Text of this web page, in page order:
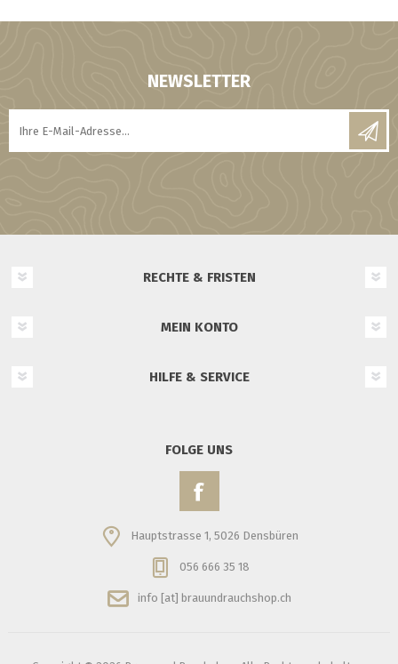
NEWSLETTER
RECHTE & FRISTEN
MEIN KONTO
HILFE & SERVICE
FOLGE UNS
Hauptstrasse 1, 5026 Densbüren
056 666 35 18
info [at] brauundrauchshop.ch